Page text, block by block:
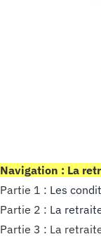
Navigation : La
Partie 1 : Les
Partie 2 : La
Partie 3 : La